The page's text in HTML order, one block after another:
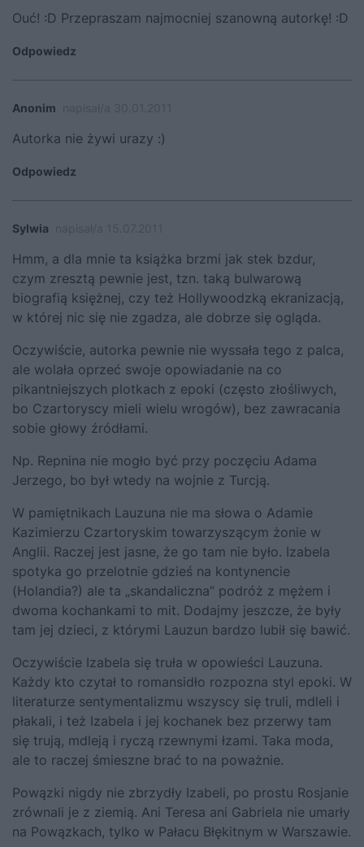
Ouć! :D Przepraszam najmocniej szanowną autorkę! :D
Odpowiedz
Anonim
Autorka nie żywi urazy :)
Odpowiedz
Sylwia
Hmm, a dla mnie ta książka brzmi jak stek bzdur,
czym zresztą pewnie jest, tzn. taką bulwarową
biografią księżnej, czy też Hollywoodzką ekranizacją,
w której nic się nie zgadza, ale dobrze się ogląda.
Oczywiście, autorka pewnie nie wyssała tego z palca,
ale wolała oprzeć swoje opowiadanie na co
pikantniejszych plotkach z epoki (często złośliwych,
bo Czartoryscy mieli wielu wrogów), bez zawracania
sobie głowy źródłami.
Np. Repnina nie mogło być przy poczęciu Adama
Jerzego, bo był wtedy na wojnie z Turcją.
W pamiętnikach Lauzuna nie ma słowa o Adamie
Kazimierzu Czartoryskim towarzyszącym żonie w
Anglii. Raczej jest jasne, że go tam nie było. Izabela
spotyka go przelotnie gdzieś na kontynencie
(Holandia?) ale ta „skandaliczna” podróż z mężem i
dwoma kochankami to mit. Dodajmy jeszcze, że były
tam jej dzieci, z którymi Lauzun bardzo lubił się bawić.
Oczywiście Izabela się truła w opowieści Lauzuna.
Każdy kto czytał to romansidło rozpozna styl epoki. W
literaturze sentymentalizmu wszyscy się truli, mdleli i
płakali, i też Izabela i jej kochanek bez przerwy tam
się trują, mdleją i ryczą rzewnymi łzami. Taka moda,
ale to raczej śmieszne brać to na poważnie.
Powązki nigdy nie zbrzydły Izabeli, po prostu Rosjanie
zrównali je z ziemią. Ani Teresa ani Gabriela nie umarły
na Powązkach, tylko w Pałacu Błękitnym w Warszawie.